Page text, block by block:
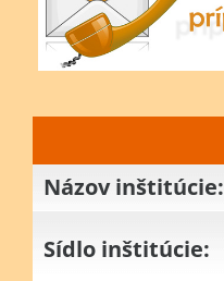
Názov inštitúcie:
Sídlo inštitúcie: